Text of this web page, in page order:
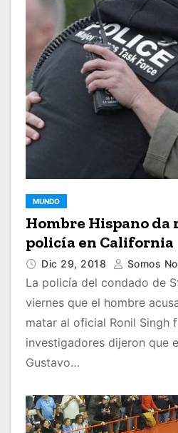
MUNDO
Hombre Hispano da
policía en California
Dic 29, 2018 Somos
La policía del condado de
viernes que el hombre
matar al oficial Ronil Singh
investigadores dijeron que
Gustavo…